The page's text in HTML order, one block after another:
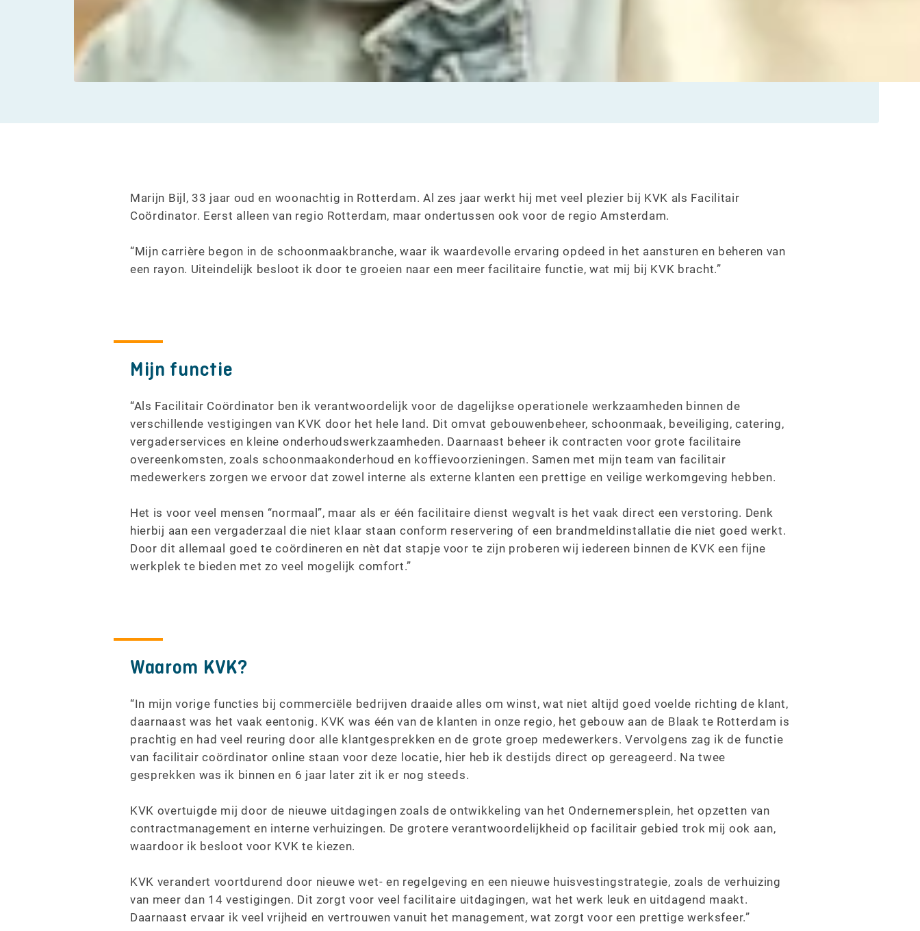
Marijn Bijl, 33 jaar oud en woonachtig in Rotterdam. Al zes jaar werkt hij met veel plezier bij KVK als Facilitair
Coördinator. Eerst alleen van regio Rotterdam, maar ondertussen ook voor de regio Amsterdam.
“Mijn carrière begon in de schoonmaakbranche, waar ik waardevolle ervaring opdeed in het aansturen en beheren van
een rayon. Uiteindelijk besloot ik door te groeien naar een meer facilitaire functie, wat mij bij KVK bracht.”
Mijn functie
“Als Facilitair Coördinator ben ik verantwoordelijk voor de dagelijkse operationele werkzaamheden binnen de
verschillende vestigingen van KVK door het hele land. Dit omvat gebouwenbeheer, schoonmaak, beveiliging, catering,
vergaderservices en kleine onderhoudswerkzaamheden. Daarnaast beheer ik contracten voor grote facilitaire
overeenkomsten, zoals schoonmaakonderhoud en koffievoorzieningen. Samen met mijn team van facilitair
medewerkers zorgen we ervoor dat zowel interne als externe klanten een prettige en veilige werkomgeving hebben.
Het is voor veel mensen “normaal”, maar als er één facilitaire dienst wegvalt is het vaak direct een verstoring. Denk
hierbij aan een vergaderzaal die niet klaar staan conform reservering of een brandmeldinstallatie die niet goed werkt.
Door dit allemaal goed te coördineren en nèt dat stapje voor te zijn proberen wij iedereen binnen de KVK een fijne
werkplek te bieden met zo veel mogelijk comfort.”
Waarom KVK?
“In mijn vorige functies bij commerciële bedrijven draaide alles om winst, wat niet altijd goed voelde richting de klant,
daarnaast was het vaak eentonig. KVK was één van de klanten in onze regio, het gebouw aan de Blaak te Rotterdam is
prachtig en had veel reuring door alle klantgesprekken en de grote groep medewerkers. Vervolgens zag ik de functie
van facilitair coördinator online staan voor deze locatie, hier heb ik destijds direct op gereageerd. Na twee
gesprekken was ik binnen en 6 jaar later zit ik er nog steeds.
KVK overtuigde mij door de nieuwe uitdagingen zoals de ontwikkeling van het Ondernemersplein, het opzetten van
contractmanagement en interne verhuizingen. De grotere verantwoordelijkheid op facilitair gebied trok mij ook aan,
waardoor ik besloot voor KVK te kiezen.
KVK verandert voortdurend door nieuwe wet- en regelgeving en een nieuwe huisvestingstrategie, zoals de verhuizing
van meer dan 14 vestigingen. Dit zorgt voor veel facilitaire uitdagingen, wat het werk leuk en uitdagend maakt.
Daarnaast ervaar ik veel vrijheid en vertrouwen vanuit het management, wat zorgt voor een prettige werksfeer.”